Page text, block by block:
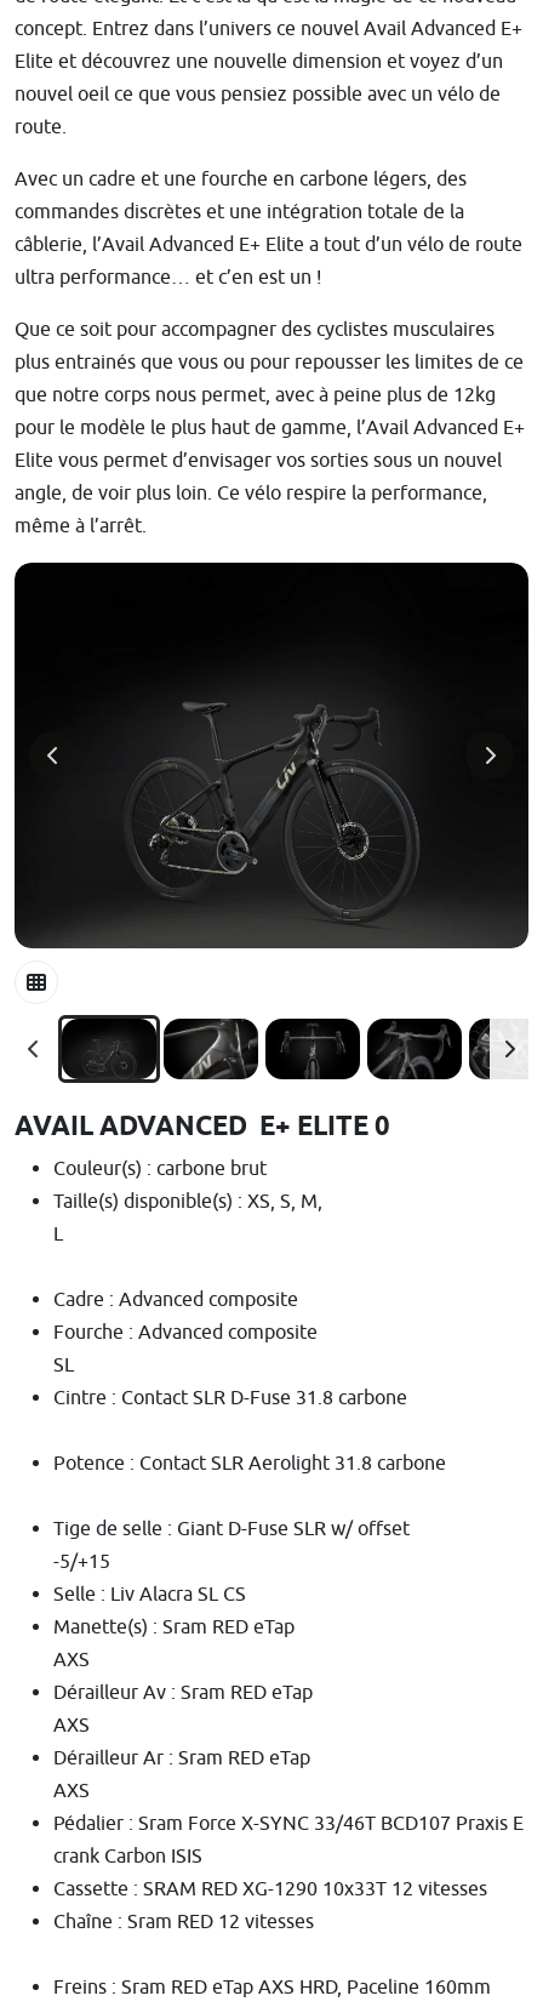
concept. Entrez dans l’univers ce nouvel Avail Advanced E+
Elite et découvrez une nouvelle dimension et voyez d’un
nouvel oeil ce que vous pensiez possible avec un vélo de
route.
Avec un cadre et une fourche en carbone légers, des
commandes discrètes et une intégration totale de la
câblerie, l’Avail Advanced E+ Elite a tout d’un vélo de route
ultra performance… et c’en est un !
Que ce soit pour accompagner des cyclistes musculaires
plus entrainés que vous ou pour repousser les limites de ce
que notre corps nous permet, avec à peine plus de 12kg
pour le modèle le plus haut de gamme, l’Avail Advanced E+
Elite vous permet d’envisager vos sorties sous un nouvel
angle, de voir plus loin. Ce vélo respire la performance,
même à l’arrêt.
AVAIL ADVANCED E+ ELITE 0
Couleur(s) : carbone brut
Taille(s) disponible(s) : XS, S, M,
Cadre : Advanced composite
Fourche : Advanced composite
SL
Cintre : Contact SLR D-Fuse 31.8 carbone
Potence : Contact SLR Aerolight 31.8 carbone
Tige de selle : Giant D-Fuse SLR w/ offset
-5/+15
Selle : Liv Alacra SL CS
Manette(s) : Sram RED eTap
AXS
Dérailleur Av : Sram RED eTap
AXS
Dérailleur Ar : Sram RED eTap
AXS
Pédalier : Sram Force X-SYNC 33/46T BCD107 Praxis E
crank Carbon ISIS
Cassette : SRAM RED XG-1290 10x33T 12 vitesses
Chaîne : Sram RED 12 vitesses
Freins : Sram RED eTap AXS HRD, Paceline 160mm